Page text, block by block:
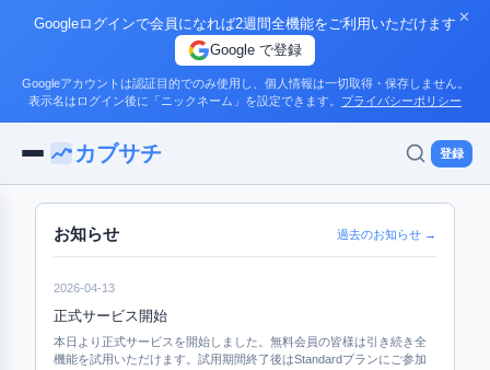
✕
Googleログインで会員になれば2週間全機能をご利用いただけます
Google で登録
Googleアカウントは認証目的でのみ使用し、個人情報は一切取得・保存しません。
表示名はログイン後に「ニックネーム」を設定できます。 プライバシーポリシー
カブサチ 登録
お知らせ 過去のお知らせ →
2026-04-13
正式サービス開始
本日より正式サービスを開始しました。無料会員の皆様は引き続き全
機能を試用いただけます。試用期間終了後はStandardプランにご参加